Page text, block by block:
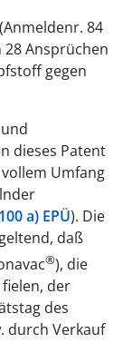
84
28 Ansprüchen
gegen
dieses Patent
Umfang
100 a) EPÜ). Die
daß
®), die
der
des
durch Verkauf